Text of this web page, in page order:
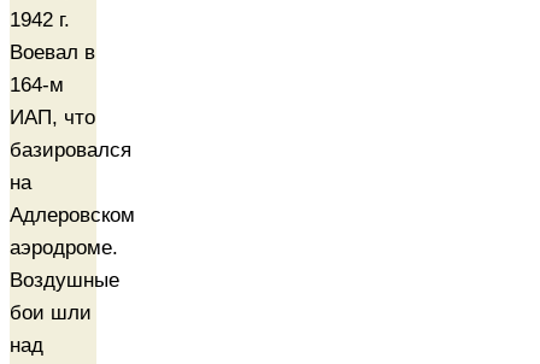
1942 г.
Воевал в
164-м
ИАП, что
базировался
на
Адлеровском
аэродроме.
Воздушные
бои шли
над